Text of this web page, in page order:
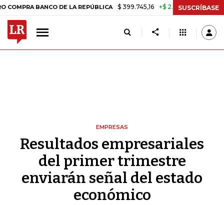
BANCO DE LA REPÚBLICA $ 399.745,16 +$ 2.295,71 +0,58%
SUSCRÍBASE
EMPRESAS
Resultados empresariales
del primer trimestre
enviarán señal del estado
económico